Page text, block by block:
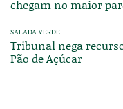
chegam no maior
SALADA VERDE
Tribunal nega
Pão de Açúcar